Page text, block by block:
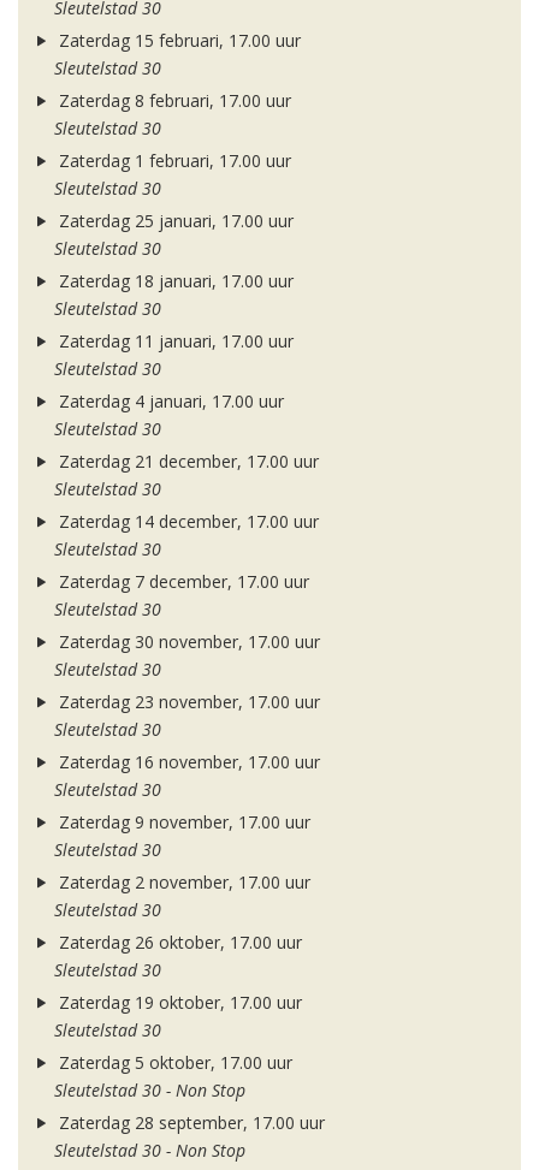
Sleutelstad 30
Zaterdag 15 februari, 17.00 uur
Sleutelstad 30
Zaterdag 8 februari, 17.00 uur
Sleutelstad 30
Zaterdag 1 februari, 17.00 uur
Sleutelstad 30
Zaterdag 25 januari, 17.00 uur
Sleutelstad 30
Zaterdag 18 januari, 17.00 uur
Sleutelstad 30
Zaterdag 11 januari, 17.00 uur
Sleutelstad 30
Zaterdag 4 januari, 17.00 uur
Sleutelstad 30
Zaterdag 21 december, 17.00 uur
Sleutelstad 30
Zaterdag 14 december, 17.00 uur
Sleutelstad 30
Zaterdag 7 december, 17.00 uur
Sleutelstad 30
Zaterdag 30 november, 17.00 uur
Sleutelstad 30
Zaterdag 23 november, 17.00 uur
Sleutelstad 30
Zaterdag 16 november, 17.00 uur
Sleutelstad 30
Zaterdag 9 november, 17.00 uur
Sleutelstad 30
Zaterdag 2 november, 17.00 uur
Sleutelstad 30
Zaterdag 26 oktober, 17.00 uur
Sleutelstad 30
Zaterdag 19 oktober, 17.00 uur
Sleutelstad 30
Zaterdag 5 oktober, 17.00 uur
Sleutelstad 30 - Non Stop
Zaterdag 28 september, 17.00 uur
Sleutelstad 30 - Non Stop